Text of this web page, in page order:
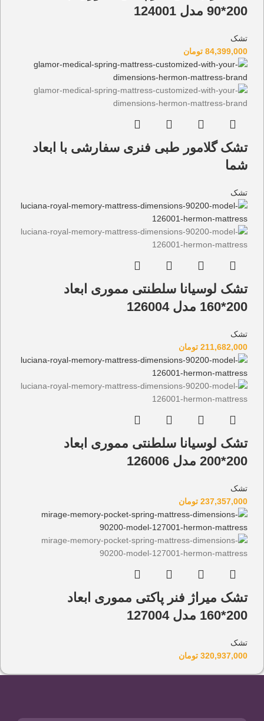
200*90 مدل 124001
تشک
84,399,000 تومان
تشک گلامور طبی فنری سفارشی با ابعاد
شما
تشک
تشک لوسیانا سلطنتی مموری ابعاد
200*160 مدل 126004
تشک
211,682,000 تومان
تشک لوسیانا سلطنتی مموری ابعاد
200*200 مدل 126006
تشک
237,357,000 تومان
تشک میراژ فنر پاکتی مموری ابعاد
200*160 مدل 127004
تشک
320,937,000 تومان